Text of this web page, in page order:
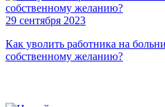
29 сентября 2023
Как уволить работника на
собственному желанию?